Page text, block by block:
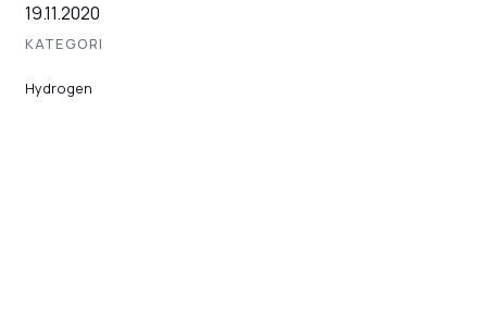
19.11.2020
KATEGORI
Hydrogen